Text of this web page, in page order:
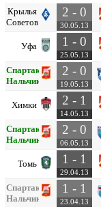
Крылья
Советов
2 - 0
30.05.13
Уфа 1 - 0
25.05.13
Спартак
Нальчик
2 - 0
19.05.13
Химки 2 - 1
14.05.13
Спартак
Нальчик
2 - 0
06.05.13
Томь 1 - 1
29.04.13
Спартак
Нальчик
1 - 1
23.04.13